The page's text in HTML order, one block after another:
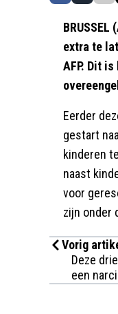
extra te
AFP. Dit
Eerder
gestart
kinderen
naast
voor
zijn onder
Vorig
Deze
een